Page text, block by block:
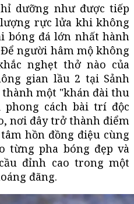
dưỡng như được tiếp
rực lửa khi không
bóng đá lớn nhất hành
người hâm mộ không
nghẹt thở nào của
gian lầu 2 tại Sảnh
thành một "khán đài thu
phong cách bài trí độc
nơi đây trở thành điểm
hồn đồng điệu cùng
từng pha bóng đẹp và
đỉnh cao trong một
đãng.